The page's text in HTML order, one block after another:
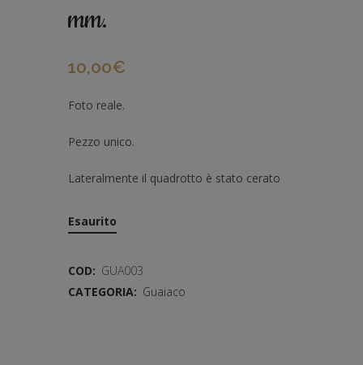
mm.
10,00€
Foto reale.
Pezzo unico.
Lateralmente il quadrotto è stato cerato
Esaurito
COD: GUA003
CATEGORIA: Guaiaco